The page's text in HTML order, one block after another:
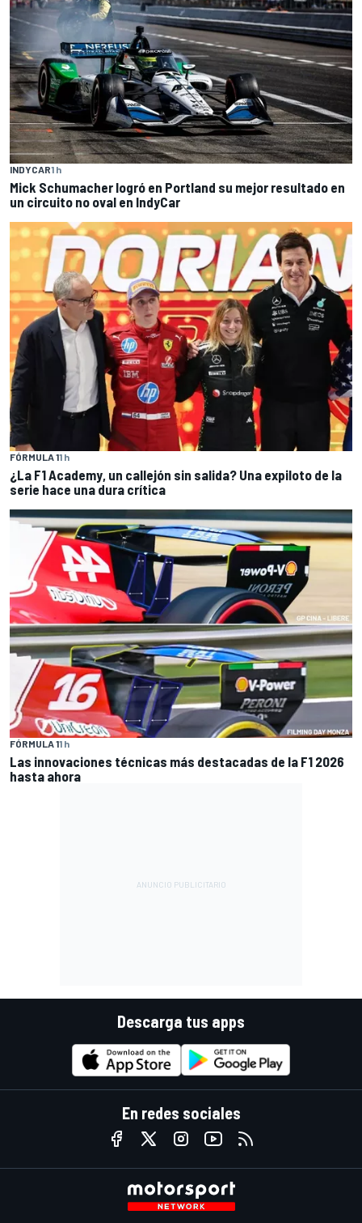
INDYCAR1 h
Mick Schumacher logró en Portland su mejor resultado en
un circuito no oval en IndyCar
FÓRMULA 11 h
¿La F1 Academy, un callejón sin salida? Una expiloto de la
serie hace una dura crítica
FÓRMULA 11 h
Las innovaciones técnicas más destacadas de la F1 2026
hasta ahora
Descarga tus apps
En redes sociales